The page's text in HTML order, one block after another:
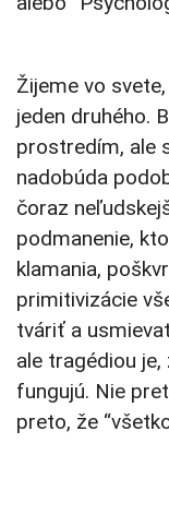
Žijeme vo
jeden druhého.
prostredím, ale
nadobúda
čoraz
podmanenie,
klamania,
primitivizácie
tváriť a
ale tragédiou
fungujú. Nie
preto, že